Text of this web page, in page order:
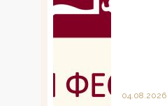
04.08.2026